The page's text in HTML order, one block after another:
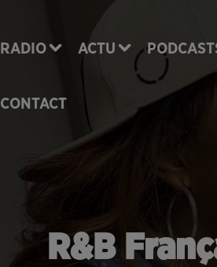
RADIO ACTU
CONTACT
R&B